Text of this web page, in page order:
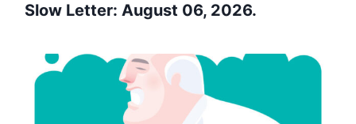
Slow Letter: August 06, 2026.